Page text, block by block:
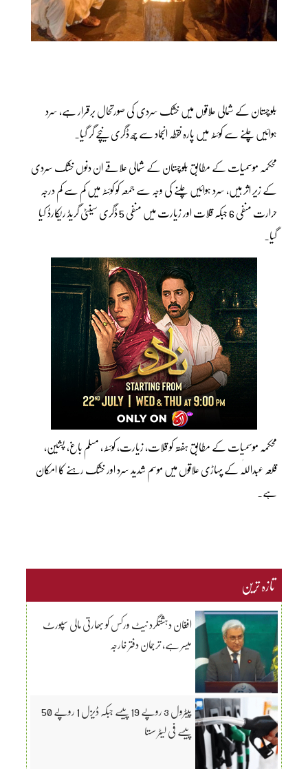
بلوچستان کے شمالی علاقوں میں خشک سردی کی صورتحال برقرار ہے، سرد
ہوائیں چلنے سے کوئٹہ میں پارہ نقطہ انجماد سے چھ ڈگری نیچے گر گیا۔
محکمہ موسمیات کے مطابق بلوچستان کے شمالی علاقے ان دنوں خشک سردی
کے زیر اثر ہیں، سرد ہوائیں چلنے کی وجہ سے جمعہ کو کوئٹہ میں کم سے کم درجہ
حرارت منفی 6 جبکہ قلات اور زیارت میں منفی 5 ڈگری سینٹی گریڈ ریکارڈ کیا
گیا۔
محکمہ موسمیات کے مطابق ہفتہ کو قلات، زیارت، کوئٹہ، مسلم باغ، پشین،
قلعہ عبداللّٰہ کے پہاڑی علاقوں میں موسم شدید سرد اور خشک رہنے کا امکان
ہے۔
تازہ ترین
افغان دہشتگرد نیٹ ورکس کو بھارتی مالی سپورٹ
میسر ہے، ترجمان دفتر خارجہ
پیٹرول 3 روپے 19 پیسے جبکہ ڈیزل 1 روپے 50
پیسے فی لیٹر سستا